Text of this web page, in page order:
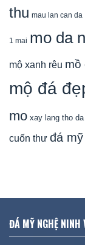
thu mau lan can da
1 mai mo da
mộ xanh rêu mồ
mộ đá
mo xay lang tho da
cuốn thư đá
ĐÁ MỸ NGHỆ NINH